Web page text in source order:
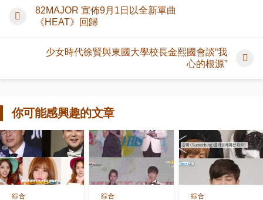
82MAJOR 宣佈9月1日以全新單曲
《HEAT》回歸
少女時代徐賢與東國大學校長金熙國會談“我
心的根源”
你可能感興趣的文章
綜合 綜合 綜合